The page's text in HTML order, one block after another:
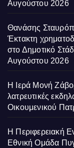
Αυγούστου 2026
Θανάσης
Έκτακτη
στο Δημοτικό
Αυγούστου 2026
Η Ιερά Μονή
λατρευτικές
Οικουμενικού
Η Περιφερειακή
Εθνική Ομάδα